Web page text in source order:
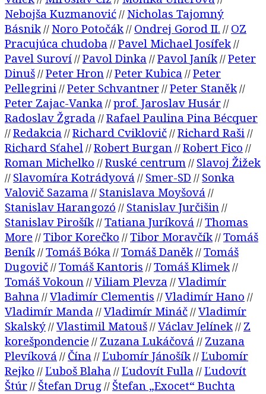
Nebojša Kuzmanović// Nicholas Tajomný
Básnik// Noro Potočák// Ondrej Gorod II. // OZ
Pracujúca chudoba //Pavel Michael Josífek//
Pavel Suroví//Pavol Dinka //Pavol Janík//Peter
Dinuš//Peter Hron//Peter Kubica //Peter
Pellegrini//Peter Schvantner//Peter Staněk//
Peter Zajac-Vanka //prof. Jaroslav Husár//
Radoslav Žgrada //Rafael Paulina Pina Bécquer
//Redakcia //Richard Cviklovič//Richard Raši//
Richard Sťahel//Robert Burgan//Robert Fico //
Roman Michelko //Ruské centrum// Slavoj Žižek
// Slavomíra Kotrádyová // Smer-SD // Sonka
Valovič Sazama // Stanislava Moyšová //
Stanislav Harangozó // Stanislav Jurčišin//
Stanislav Pirošík//Tatiana Juríková //Thomas
More //Tibor Korečko //Tibor Moravčík//Tomáš
Beník//Tomáš Bóka //Tomáš Daněk//Tomáš
Dugovič//Tomáš Kantoris //Tomáš Klimek//
Tomáš Vokoun//Viliam Plevza //Vladimír
Bahna //Vladimír Clementis //Vladimír Hano //
Vladimír Manda //Vladimír Mináč//Vladimír
Skalský//Vlastimil Matouš//Václav Jelínek// Z
korešpondencie // Zuzana Lukáčová // Zuzana
Plevíková // Čína //Ľubomír Jánošík//Ľubomír
Rejko //Ľuboš Blaha //Ľudovít Fulla //Ľudovít
Štúr// Štefan Drug// Štefan „Exocet“ Buchta